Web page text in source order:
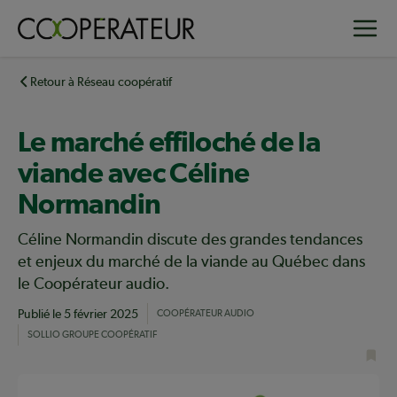
principalRetour à Réseau coopératif
Le marché effiloché de la
viande avec Céline
Normandin
Céline Normandin discute des grandes tendances
et enjeux du marché de la viande au Québec dans
le Coopérateur audio.
Publié le 5 février 2025
COOPÉRATEUR AUDIO
SOLLIO GROUPE COOPÉRATIF